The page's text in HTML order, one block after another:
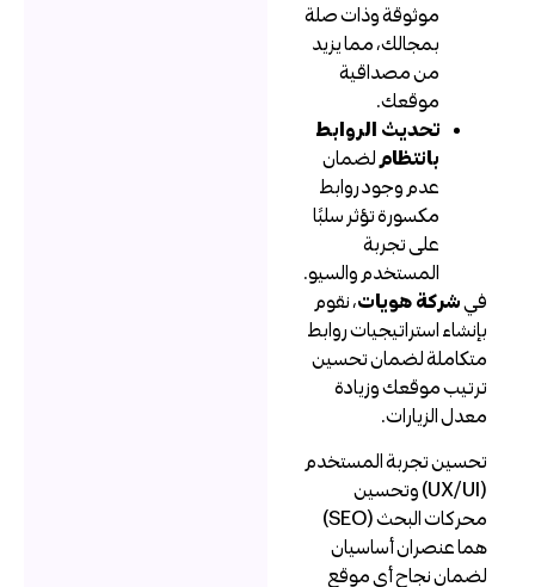
موثوقة وذات صلة
بمجالك، مما يزيد
من مصداقية
موقعك.
تحديث الروابط
بانتظاملضمان
عدم وجود روابط
مكسورة تؤثر سلبًا
على تجربة
المستخدم والسيو.
شركة هويات، نقوم
بإنشاء استراتيجيات روابط
متكاملة لضمان تحسين
ترتيب موقعك وزيادة
معدل الزيارات.
تحسين تجربة المستخدم
(UX/UI) وتحسين
محركات البحث (SEO)
هما عنصران أساسيان
لضمان نجاح أي موقع